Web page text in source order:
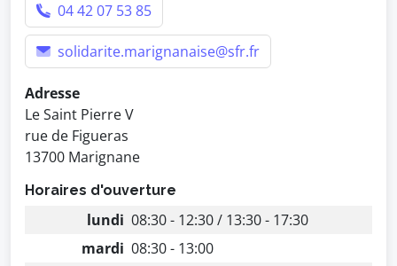
04 42 07 53 85
solidarite.marignanaise@sfr.fr
Adresse
Le Saint Pierre V
rue de Figueras
13700 Marignane
Horaires d'ouverture
lundi 08:30 - 12:30 / 13:30 - 17:30
mardi 08:30 - 13:00